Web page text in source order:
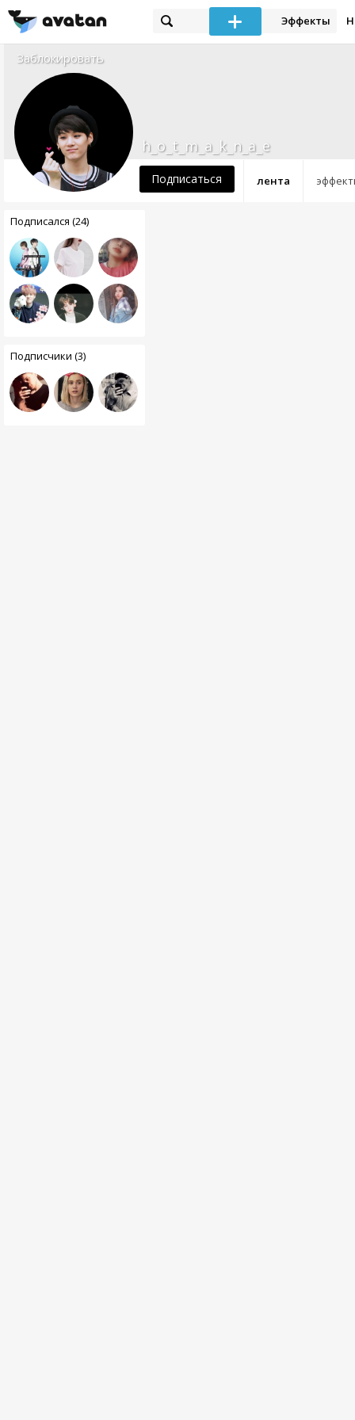
Эффекты
Заблокировать
лента
h_o_t_m_a_k_n_a_e
Подписаться
Подписался (24)
Подписчики (3)